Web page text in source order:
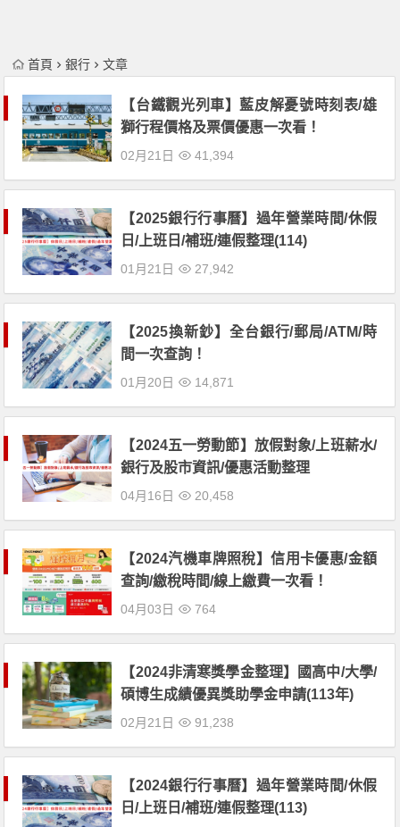
首頁 銀行 文章
【台鐵觀光列車】藍皮解憂號時刻表/雄
獅行程價格及票價優惠一次看！
02月21日 41,394
【2025銀行行事曆】過年營業時間/休假
日/上班日/補班/連假整理(114)
01月21日 27,942
【2025換新鈔】全台銀行/郵局/ATM/時
間一次查詢！
01月20日 14,871
【2024五一勞動節】放假對象/上班薪水/
銀行及股市資訊/優惠活動整理
04月16日 20,458
【2024汽機車牌照稅】信用卡優惠/金額
查詢/繳稅時間/線上繳費一次看！
04月03日 764
【2024非清寒獎學金整理】國高中/大學/
碩博生成績優異獎助學金申請(113年)
02月21日 91,238
【2024銀行行事曆】過年營業時間/休假
日/上班日/補班/連假整理(113)